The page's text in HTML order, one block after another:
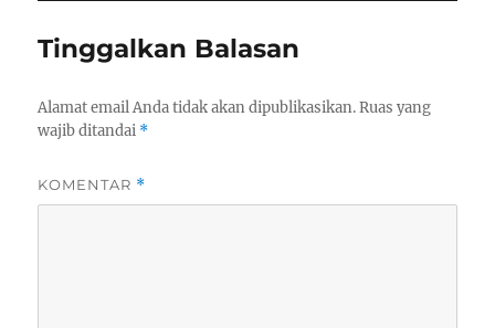
Tinggalkan Balasan
Alamat email Anda tidak akan dipublikasikan. Ruas yang
wajib ditandai *
KOMENTAR *